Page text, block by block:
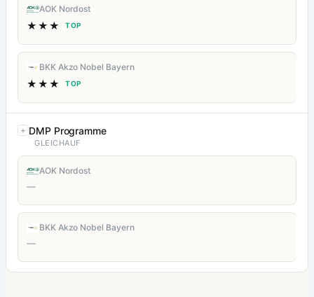
AOK Nordost
★★★ TOP
BKK Akzo Nobel Bayern
★★★ TOP
DMP Programme
GLEICHAUF
AOK Nordost
—
BKK Akzo Nobel Bayern
—